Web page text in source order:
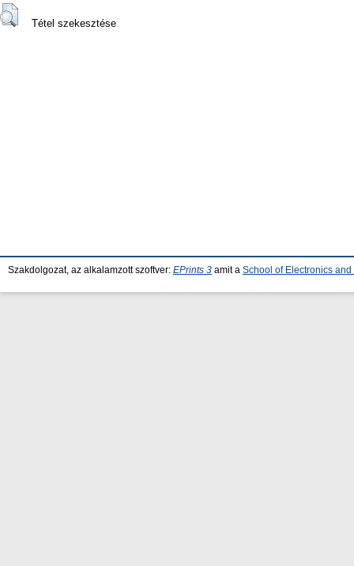
Tétel szekesztése
Szakdolgozat, az alkalamzott szoftver: EPrints 3 amit a School of Electronics